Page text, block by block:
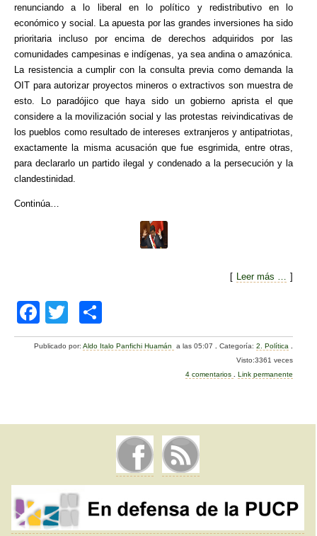
renunciando a lo liberal en lo político y redistributivo en lo
económico y social. La apuesta por las grandes inversiones ha sido
prioritaria incluso por encima de derechos adquiridos por las
comunidades campesinas e indígenas, ya sea andina o amazónica.
La resistencia a cumplir con la consulta previa como demanda la
OIT para autorizar proyectos mineros o extractivos son muestra de
esto. Lo paradójico que haya sido un gobierno aprista el que
considere a la movilización social y las protestas reivindicativas de
los pueblos como resultado de intereses extranjeros y antipatriotas,
exactamente la misma acusación que fue esgrimida, entre otras,
para declararlo un partido ilegal y condenado a la persecución y la
clandestinidad.
Continúa…
[ Leer más … ]
F
a
o
wi
tt
o
m
tir
Publicado por:Aldo Italo Panfichi Huamán a las 05:07 .Categoría:2. Política
Visto:3361 veces
4 comentarios
Link permanente